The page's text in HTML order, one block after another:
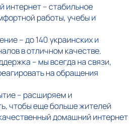
интернет – стабильное
работы, учебы и
– до 140 украинских и
в отличном качестве.
– мы всегда на связи,
на обращения
– расширяем и
чтобы еще больше жителей
домашний интернет